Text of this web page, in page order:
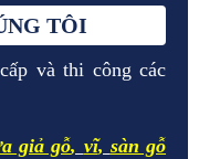
TÔI
và thi công các
giả gỗ, vĩ, sàn gỗ